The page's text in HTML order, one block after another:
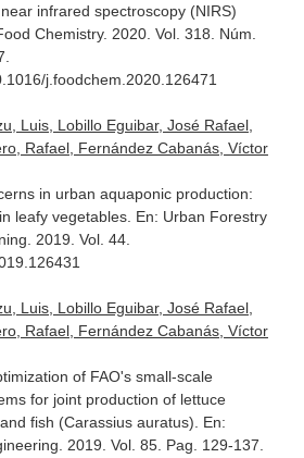
infrared spectroscopy (NIRS)
Chemistry. 2020. Vol. 318. Núm.
j.foodchem.2020.126471
Luis, Lobillo Eguibar, José Rafael,
Rafael, Fernández Cabanás, Víctor
in urban aquaponic production:
leafy vegetables. En: Urban Forestry
. 2019. Vol. 44.
Luis, Lobillo Eguibar, José Rafael,
Rafael, Fernández Cabanás, Víctor
of FAO's small-scale
for joint production of lettuce
fish (Carassius auratus). En:
. 2019. Vol. 85. Pag. 129-137.